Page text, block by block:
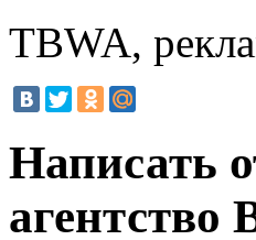
TBWA,
Написать
агентство